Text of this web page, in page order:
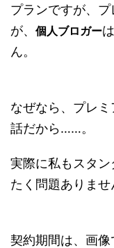
プランですが、
が、 個人ブロガー
ん。
なぜなら、プレ
話だから……。
実際に私もスタ
たく問題ありませ
契約期間は、画